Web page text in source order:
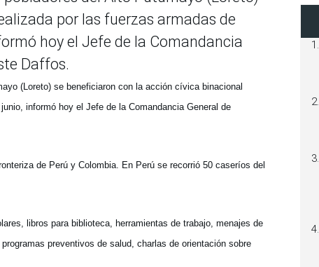
por las fuerzas armadas de
hoy el Jefe de la Comandancia
Daffos.
(Loreto) se beneficiaron con la acción cívica binacional
informó hoy el Jefe de la Comandancia General de
de Perú y Colombia. En Perú se recorrió 50 caseríos del
libros para biblioteca, herramientas de trabajo, menajes de
preventivos de salud, charlas de orientación sobre